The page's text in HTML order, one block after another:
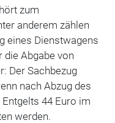
zum
anderem zählen
eines Dienstwagens
die Abgabe von
Der Sachbezug
nach Abzug des
44 Euro im
werden.